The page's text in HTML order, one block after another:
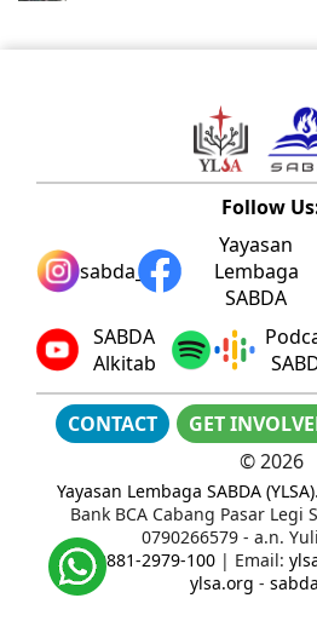
Follow
sabda_ylsa
Yayasan
Lembaga
SABDA
SABDA
Alkitab
CONTACT GET
©2026
Yayasan Lembaga SABDA (YLSA)
Bank BCA Cabang Pasar Legi
0790266579 - a.n.
WA:0881-2979-100| Email:
ylsa.org -